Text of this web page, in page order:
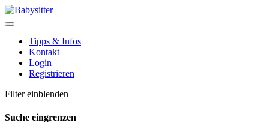
Tipps & Infos
Kontakt
Login
Registrieren
Filter einblenden
Suche eingrenzen